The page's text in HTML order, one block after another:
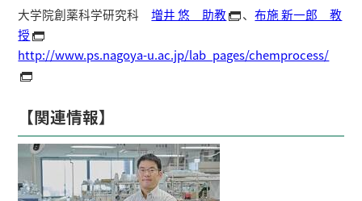
大学院創薬科学研究科増井 悠 助教 、布施 新一郎 教
授
http://www.ps.nagoya-u.ac.jp/lab_pages/chemprocess/
【関連情報】